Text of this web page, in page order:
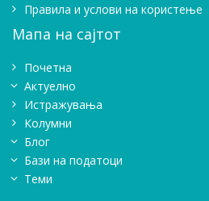
Правила и услови на користење
Мапа на сајтот
Почетна
Актуелно
Истражувањa
Колумни
Блог
Бази на податоци
Теми